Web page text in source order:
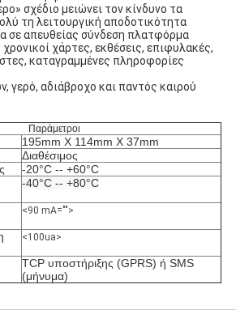
σχέδιο μειώνει τον κίνδυνο τα
τη λειτουργική αποδοτικότητα
σε απευθείας σύνδεση πλατφόρμα
χάρτες, εκθέσεις, επιφυλακές,
καταγραμμένες πληροφορίες
γερό, αδιάβροχο και παντός καιρού
Παράμετροι
195mm X 114mm X 37mm
Διαθέσιμος
-20°C -- +60°C
-40°C -- +80°C
<90 mA="">
<100ua>
TCP υποστήριξης (GPRS) ή SMS
(μήνυμα)